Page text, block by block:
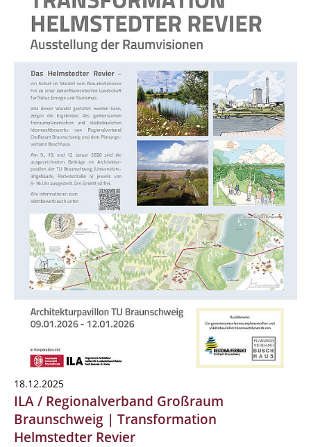
18.12.2025
ILA / Regionalverband Großraum
Braunschweig | Transformation
Helmstedter Revier